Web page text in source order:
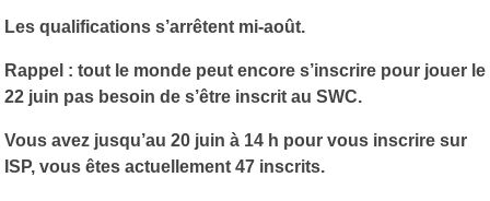
Les qualifications s’arrêtent mi-août.
Rappel : tout le monde peut encore s’inscrire pour jouer le
22 juin pas besoin de s’être inscrit au SWC.
Vous avez jusqu’au 20 juin à 14 h pour vous inscrire sur
ISP, vous êtes actuellement 47 inscrits.